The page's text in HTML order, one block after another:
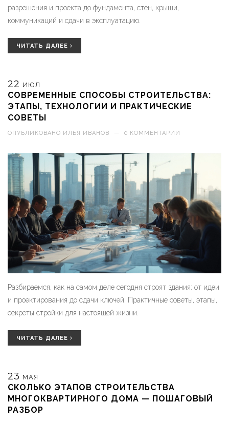
разрешения и проекта до фундамента, стен, крыши,
коммуникаций и сдачи в эксплуатацию.
ЧИТАТЬ ДАЛЕЕ
22 ИЮЛ
СОВРЕМЕННЫЕ СПОСОБЫ СТРОИТЕЛЬСТВА:
ЭТАПЫ, ТЕХНОЛОГИИ И ПРАКТИЧЕСКИЕ
СОВЕТЫ
ОПУБЛИКОВАНО ИЛЬЯ ИВАНОВ — 0 КОММЕНТАРИИ
Разбираемся, как на самом деле сегодня строят здания: от идеи
и проектирования до сдачи ключей. Практичные советы, этапы,
секреты стройки для настоящей жизни.
ЧИТАТЬ ДАЛЕЕ
23 МАЯ
СКОЛЬКО ЭТАПОВ СТРОИТЕЛЬСТВА
МНОГОКВАРТИРНОГО ДОМА — ПОШАГОВЫЙ
РАЗБОР